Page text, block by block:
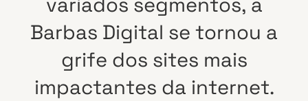
Barbas Digital se tornou a
grife dos sites mais
impactantes da internet.